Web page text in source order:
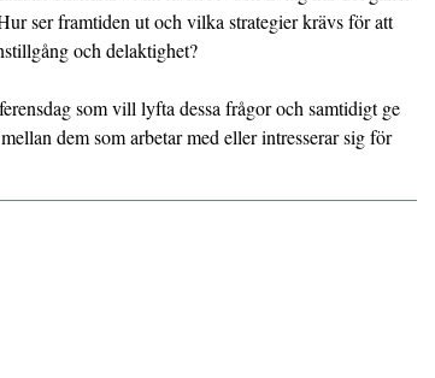
ser framtiden ut och vilka strategier krävs för att
och delaktighet?
som vill lyfta dessa frågor och samtidigt ge
dem som arbetar med eller intresserar sig för